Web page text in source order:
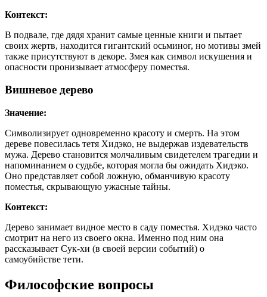
Контекст:
В подвале, где дядя хранит самые ценные книги и пытает
своих жертв, находится гигантский осьминог, но мотивы змей
также присутствуют в декоре. Змея как символ искушения и
опасности пронизывает атмосферу поместья.
Вишневое дерево
Значение:
Символизирует одновременно красоту и смерть. На этом
дереве повесилась тетя Хидэко, не выдержав издевательств
мужа. Дерево становится молчаливым свидетелем трагедии и
напоминанием о судьбе, которая могла бы ожидать Хидэко.
Оно представляет собой ложную, обманчивую красоту
поместья, скрывающую ужасные тайны.
Контекст:
Дерево занимает видное место в саду поместья. Хидэко часто
смотрит на него из своего окна. Именно под ним она
рассказывает Сук-хи (в своей версии событий) о
самоубийстве тети.
Философские вопросы